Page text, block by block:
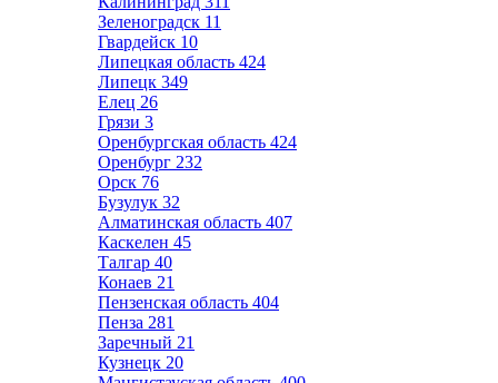
Зеленоградск 11
Гвардейск 10
Липецкая область 424
Липецк 349
Елец 26
Грязи 3
Оренбургская область 424
Оренбург 232
Орск 76
Бузулук 32
Алматинская область 407
Каскелен 45
Талгар 40
Конаев 21
Пензенская область 404
Пенза 281
Заречный 21
Кузнецк 20